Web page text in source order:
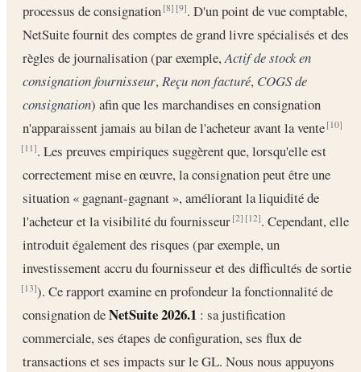
processus de consignation[8] [9]. D'un point de vue comptable,
NetSuite fournit des comptes de grand livre spécialisés et des
règles de journalisation (par exemple,Actif de stock en
consignation fournisseur,Reçu non facturé, COGS de
consignation) afin que les marchandises en consignation
n'apparaissent jamais au bilan de l'acheteur avant la vente[10]
[11]. Les preuves empiriques suggèrent que, lorsqu'elle est
correctement mise en œuvre, la consignation peut être une
situation « gagnant-gagnant », améliorant la liquidité de
l'acheteur et la visibilité du fournisseur[2] [12]. Cependant, elle
introduit également des risques (par exemple, un
investissement accru du fournisseur et des difficultés de sortie
[13]). Ce rapport examine en profondeur la fonctionnalité de
consignation deNetSuite 2026.1 : sa justification
commerciale, ses étapes de configuration, ses flux de
transactions et ses impacts sur le GL. Nous nous appuyons